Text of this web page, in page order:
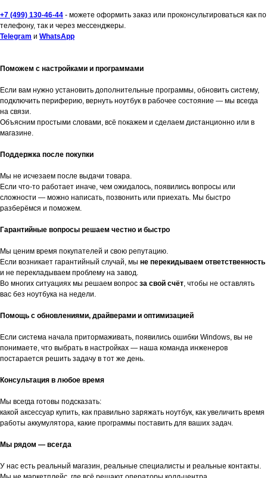
+7 (499) 130-46-44 - можете оформить заказ или проконсультироваться как по
телефону, так и через мессенджеры.
Telegram и WhatsApp
Поможем с настройками и программами
Если вам нужно установить дополнительные программы, обновить систему,
подключить периферию, вернуть ноутбук в рабочее состояние — мы всегда
на связи.
Объясним простыми словами, всё покажем и сделаем дистанционно или в
магазине.
Поддержка после покупки
Мы не исчезаем после выдачи товара.
Если что-то работает иначе, чем ожидалось, появились вопросы или
сложности — можно написать, позвонить или приехать. Мы быстро
разберёмся и поможем.
Гарантийные вопросы решаем честно и быстро
Мы ценим время покупателей и свою репутацию.
Если возникает гарантийный случай, мы не перекидываем ответственность
и не перекладываем проблему на завод.
Во многих ситуациях мы решаем вопрос за свой счёт, чтобы не оставлять
вас без ноутбука на недели.
Помощь с обновлениями, драйверами и оптимизацией
Если система начала притормаживать, появились ошибки Windows, вы не
понимаете, что выбрать в настройках — наша команда инженеров
постарается решить задачу в тот же день.
Консультация в любое время
Мы всегда готовы подсказать:
какой аксессуар купить, как правильно заряжать ноутбук, как увеличить время
работы аккумулятора, какие программы поставить для ваших задач.
Мы рядом — всегда
У нас есть реальный магазин, реальные специалисты и реальные контакты.